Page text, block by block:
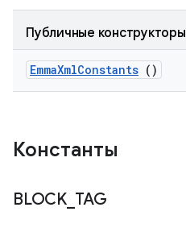
Публичные конструкторы
EmmaXmlConstants ()
Константы
BLOCK_ TAG